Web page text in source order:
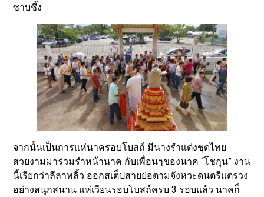
ซาบซึ้ง
จากนั้นเป็นการแห่นาครอบโบสถ์ มีนางรำแต่งชุดไทย
สวยงามมาร่วมรำหน้านาค กับเพื่อนๆของนาค “โชกุน” งาน
นี้เรียกว่าลีลาพลิ้ว ออกสเต็ปสายย่อตามจังหวะดนตรีแตรวง
อย่างสนุกสนาน แห่เวียนรอบโบสถ์ครบ 3 รอบแล้ว นาคก็